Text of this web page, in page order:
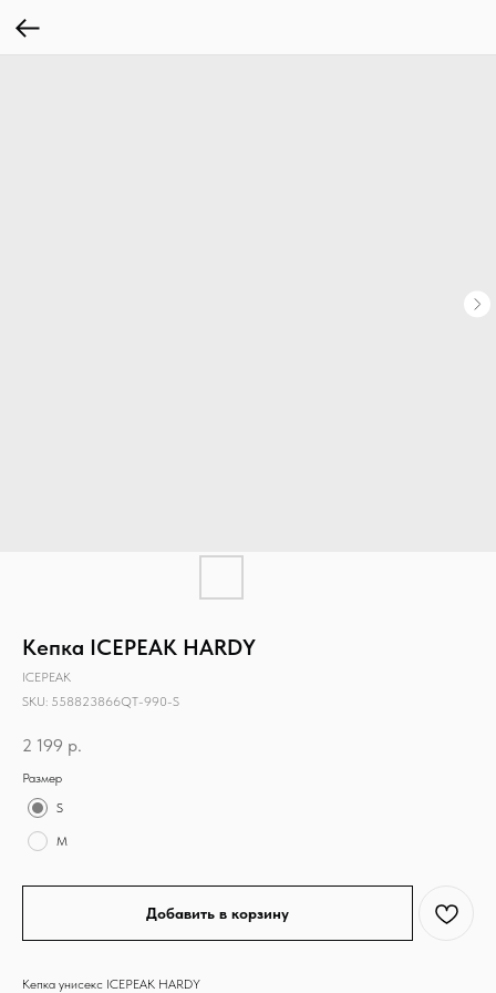
Кепка ICEPEAK HARDY
ICEPEAK
SKU: 558823866QT-990-S
2 199 р.
Размер
S
M
Добавить в корзину
Кепка унисекс ICEPEAK HARDY